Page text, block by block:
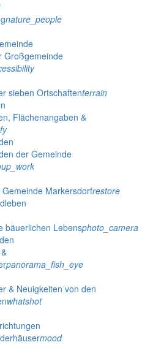
nature_people
Großgemeinde
sieben Ortschaftenterrain
Flächenangaben &
der Gemeinde
Markersdorfrestore
bäuerlichen Lebensphoto_camera
panorama_fish_eye
& Neuigkeiten von den
whatshot
mood